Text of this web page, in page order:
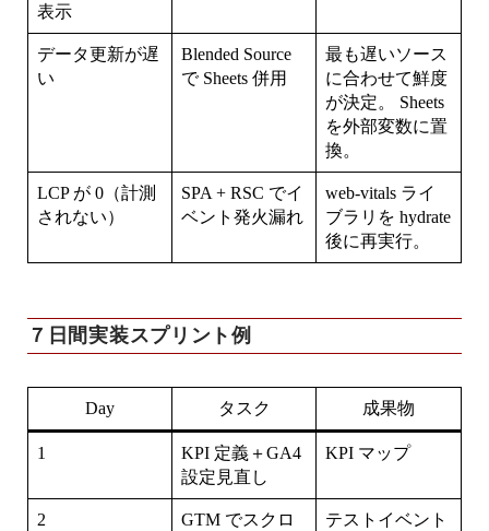
表示
データ更新が遅
い
Blended Source
で Sheets 併用
最も遅いソース
に合わせて鮮度
が決定。 Sheets
を外部変数に置
換。
LCP が 0（計測
されない）
SPA + RSC でイ
ベント発火漏れ
web-vitals ライ
ブラリを hydrate
後に再実行。
７日間実装スプリント例
Day タスク 成果物
1
KPI 定義＋GA4
設定見直し
KPI マップ
2
GTM でスクロ
テストイベント